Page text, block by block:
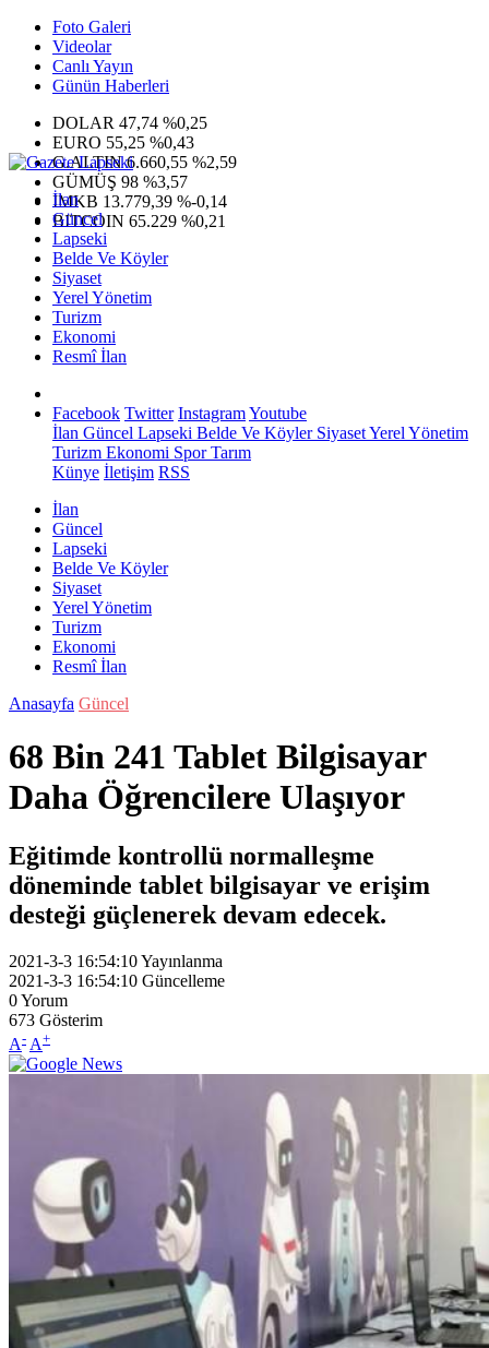
Foto Galeri
Videolar
Canlı Yayın
Günün Haberleri
DOLAR 47,74 %0,25
EURO 55,25 %0,43
G.ALTIN6.660,55 %2,59
GÜMÜŞ 98 %3,57
IMKB 13.779,39 %-0,14
BITCOIN 65.229 %0,21
İlan
Güncel
Lapseki
Belde Ve Köyler
Siyaset
Yerel Yönetim
Turizm
Ekonomi
Resmî İlan
Facebook Twitter InstagramYoutube
İlan Güncel Lapseki Belde Ve KöylerSiyasetYerel Yönetim
Turizm Ekonomi SporTarım
Künye İletişim RSS
İlan
Güncel
Lapseki
Belde Ve Köyler
Siyaset
Yerel Yönetim
Turizm
Ekonomi
Resmî İlan
Anasayfa Güncel
68 Bin 241 Tablet Bilgisayar
Daha Öğrencilere Ulaşıyor
Eğitimde kontrollü normalleşme
döneminde tablet bilgisayar ve erişim
desteği güçlenerek devam edecek.
2021-3-3 16:54:10Yayınlanma
2021-3-3 16:54:10 Güncelleme
0Yorum
673 Gösterim
A- A+